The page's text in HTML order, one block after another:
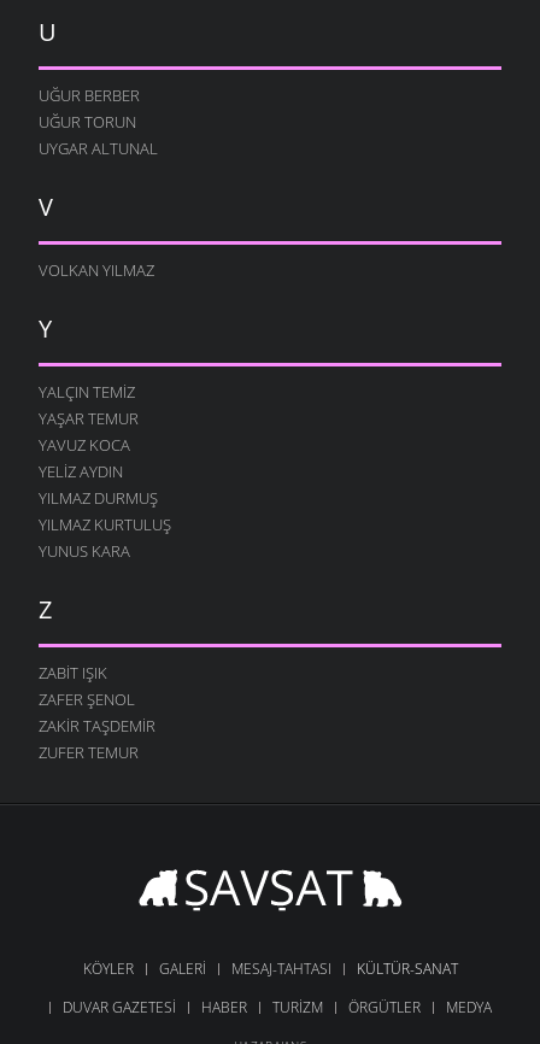
U
UĞUR BERBER
UĞUR TORUN
UYGAR ALTUNAL
V
VOLKAN YILMAZ
Y
YALÇIN TEMIZ
YAŞAR TEMUR
YAVUZ KOCA
YELIZ AYDIN
YILMAZ DURMUŞ
YILMAZ KURTULUŞ
YUNUS KARA
Z
ZABIT IŞIK
ZAFER ŞENOL
ZAKIR TAŞDEMIR
ZUFER TEMUR
KÖYLER GALERI MESAJ-TAHTASI
KÜLTÜR-SANAT
DUVAR GAZETESI
HABER TURIZM ÖRGÜTLER MEDYA